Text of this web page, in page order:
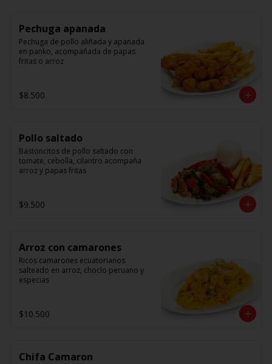
Pechuga apanada
Pechuga de pollo aliñada y apanada
en panko, acompañada de papas
fritas o arroz
$8.500
Pollo saltado
Bastoncitos de pollo saltado con
tomate, cebolla, cilantro acompaña
arroz y papas fritas
$9.500
Arroz con camarones
Ricos camarones ecuatorianos
salteado en arroz, choclo peruano y
especias
$10.500
Chifa Camaron